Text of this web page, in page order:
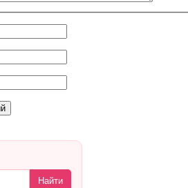
Найти